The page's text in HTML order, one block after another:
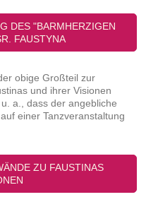
DES "BARMHERZIGEN
FAUSTYNA
obige Großteil zur
und ihrer Visionen
a., dass der angebliche
einer Tanzveranstaltung
ZU FAUSTINAS